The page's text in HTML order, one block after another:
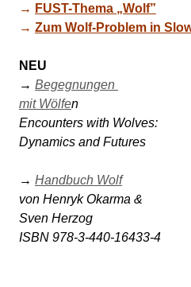
→ FUST-Thema „Wolf”
→ Zum Wolf-Problem in
NEU
→ Begegnungen
mit Wölfen
Encounters with Wolves:
Dynamics and Futures
→ Handbuch Wolf
von Henryk Okarma &
Sven Herzog